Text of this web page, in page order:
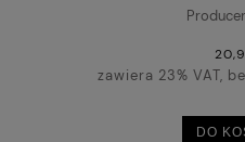
zawiera 23% VAT,
DO